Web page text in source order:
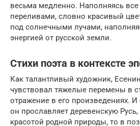
весьма медленно. Наполняясь
переливами, словно красивый
под солнечными лучами,
энергией от русской земли.
Стихи поэта в контексте
Как талантливый художник,
чувствовал тяжелые перемены в
отражение в его произведениях. И
он прославляет деревенскую
красотой родной природы, то в